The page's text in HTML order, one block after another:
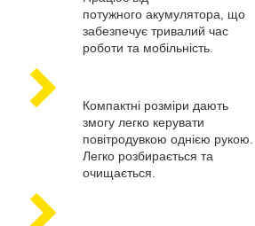
потужного акумулятора, що
забезпечує тривалий час
роботи та мобільність.
Компактні розміри дають
змогу легко керувати
повітродувкою однією рукою.
Легко розбирається та
очищається.